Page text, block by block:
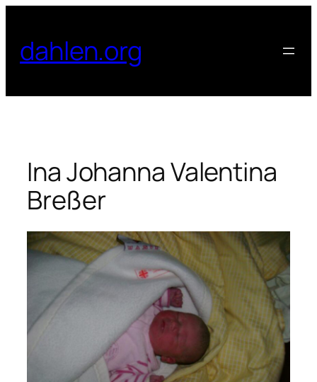
springen
dahlen.org
Ina Johanna Valentina
Breßer